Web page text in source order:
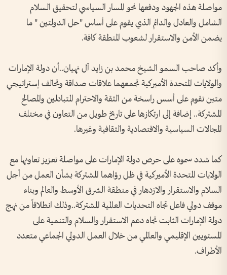
مواصلة هذه الجهود ودفعها نحو المسار السياسي لتحقيق السلام
الشامل والعادل والدائم الذي يقوم على أساس "حل الدولتين " ما
يضمن الأمن والاستقرار لشعوب المنطقة كافة.
وأكد صاحب السمو الشيخ محمد بن زايد آل نهيان..أن دولة الإمارات
والولايات المتحدة الأميركية تجمعهما علاقات صداقة وتحالف إستراتيجي
متين تقوم على أسس راسخة من الثقة والاحترام المتبادلين والمصالح
المشتركة.. إضافة إلى ارتكازها على تاريخ طويل من التعاون في مختلف
المجالات السياسية والاقتصادية والثقافية وغيرها.
كما شدد سموه على حرص دولة الإمارات على مواصلة تعزيز تعاونها مع
الولايات المتحدة الأميركية في ظل رؤاهما المشتركة بشأن العمل من أجل
السلام والاستقرار والازدهار في منطقة الشرق الأوسط والعالم وبناء
موقف دولي فاعل تجاه التحديات العالمية المشتركة..وذلك انطلاقاً من نهج
دولة الإمارات الثابت تجاه دعم الاستقرار والسلام والتنمية على
المستويين الإقليمي والعالمي من خلال العمل الدولي الجماعي متعدد
الأطراف.